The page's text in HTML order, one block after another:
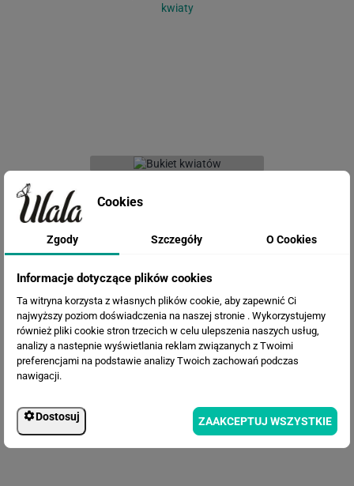
kwiaty
Fototapeta Kwiaty Magnolii
Cookies
Zgody Szczegóły O Cookies
Informacje dotyczące plików cookies
Ta witryna korzysta z własnych plików cookie, aby zapewnić Ci
najwyższy poziom doświadczenia na naszej stronie . Wykorzystujemy
również pliki cookie stron trzecich w celu ulepszenia naszych usług,
analizy a nastepnie wyświetlania reklam związanych z Twoimi
preferencjami na podstawie analizy Twoich zachowań podczas
nawigacji.
Dostosuj ZAAKCEPTUJ WSZYSTKIE